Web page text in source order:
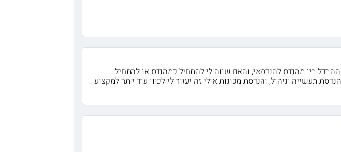
בין מהנדס להנדסאי, והאם שווה לי להתחיל כמהנדס או להתחיל
תעשייה וניהול, והנדסת מכונות אולי זה יעזור לי לכוון עוד יותר למקצוע